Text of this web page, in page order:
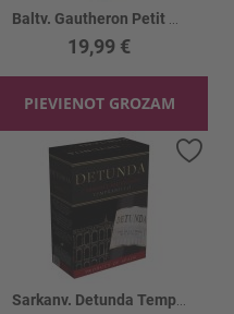
19,99 €
PIEVIENOT GROZAM
vēlmju sarakstam